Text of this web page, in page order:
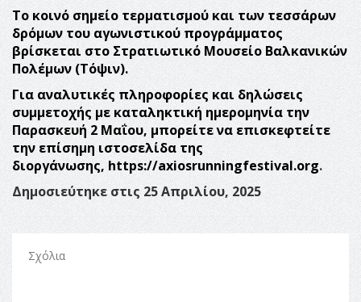
Το κοινό σημείο τερματισμού και των τεσσάρων
δρόμων του αγωνιστικού προγράμματος
βρίσκεται στο Στρατιωτικό Μουσείο Βαλκανικών
Πολέμων (Τόψιν).
Για αναλυτικές πληροφορίες και δηλώσεις
συμμετοχής με καταληκτική ημερομηνία την
Παρασκευή 2 Μαΐου, μπορείτε να επισκεφτείτε
την επίσημη ιστοσελίδα της
διοργάνωσης, https://axiosrunningfestival.org.
Δημοσιεύτηκε στις 25 Απριλίου, 2025
Σχόλια